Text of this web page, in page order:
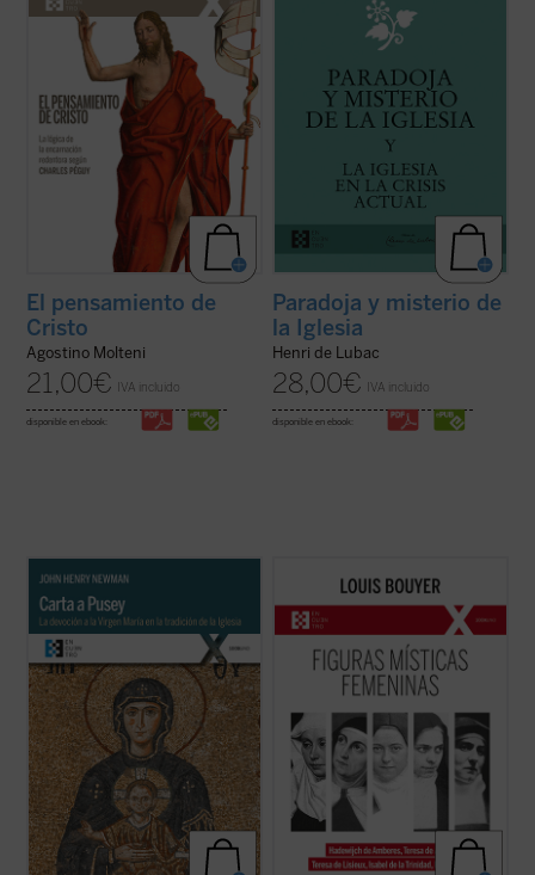
aspectos específicos de la reflexión
cristiana, pero no han indagado sobre
cómo el escritor supo reconocer el
pensamiento de ...
(ver ficha)
El pensamiento de
Cristo
Agostino Molteni
21,00€ IVA incluido
disponible en ebook:
Henri de Lubac reunidos en el presente
volumen. Frente a una crisis que sacude las
raíces espirituales de Europa, el ...
Paradoja y misterio de
la Iglesia
Henri de Lubac
28,00€ IVA incluido
disponible en ebook:
John Henry Newman escribe este
respuesta a
Eirenicon
escrito por su amigo Edward Pusey. Aquí el
santo insiste en la legitimidad del puesto de
María en la teología católica recurriendo ...
(ver ficha)
Desde Hadewijch de Amberes hasta Edith
Stein, pasando por Teresa de Ávila, Teresa
del Niño Jesús e Isabel de la Trinidad: cinco
místicas, cinco personalidades
excepcionales, que impulsan un
renacimiento interior necesario para la
Iglesia tanto ...(ver ficha)